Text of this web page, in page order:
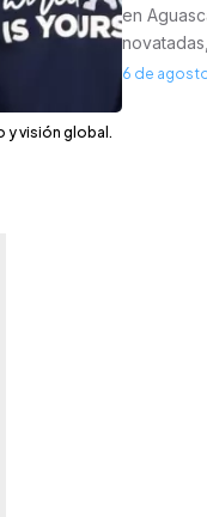
y visión global.
en
6 de